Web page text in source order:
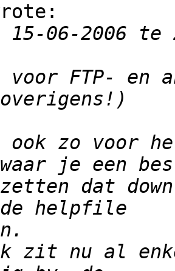
15-06-2006 te
voor FTP- en
zo voor
dat
zit nu al